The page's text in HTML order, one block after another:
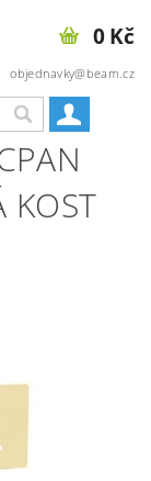
objednavky@beam.cz
0 Kč
KOST